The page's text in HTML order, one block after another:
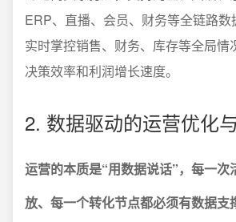
ERP、直播、会员、财务等全链路
实时掌控销售、财务、库存等全局情
决策效率和利润增长速度。
2. 数据驱动的运营优化
运营的本质是“用数据说话”，每一次
放、每一个转化节点都必须有数据支